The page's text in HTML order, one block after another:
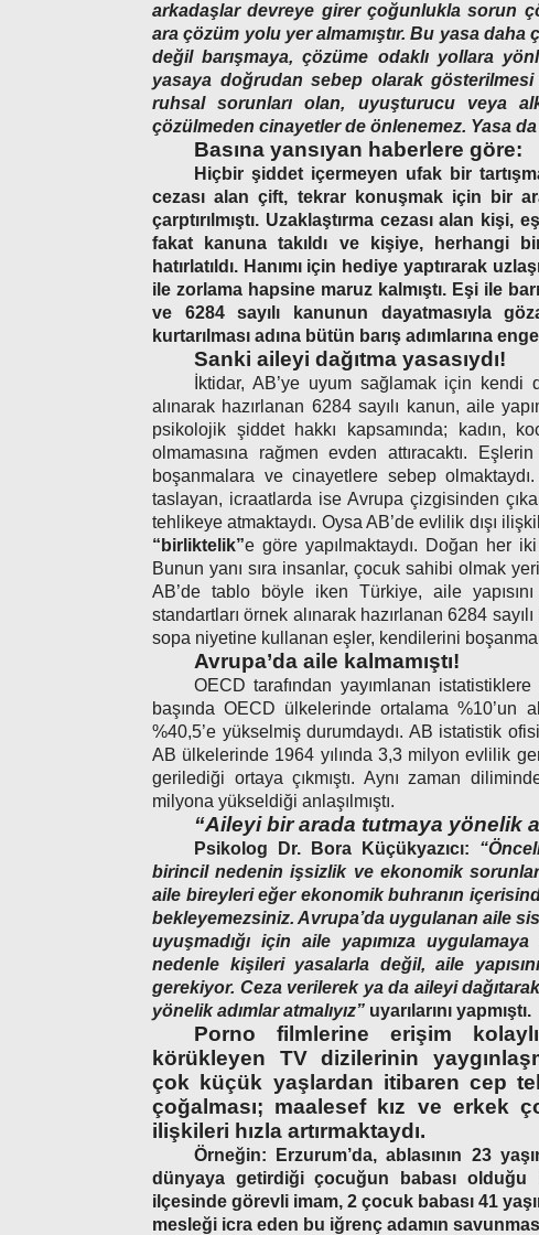
arkadaşlar devreye girer çoğunlukla sorun
ara çözüm yolu yer almamıştır. Bu yasa
değil barışmaya, çözüme odaklı yollara
yasaya doğrudan sebep olarak
ruhsal sorunları olan, uyuşturucu veya
çözülmeden cinayetler de önlenemez. Yasa
Basına yansıyan haberlere göre:
Hiçbir şiddet içermeyen ufak bir
cezası alan çift, tekrar konuşmak için bir
çarptırılmıştı. Uzaklaştırma cezası alan
fakat kanuna takıldı ve kişiye, herhangi
hatırlatıldı. Hanımı için hediye yaptırarak
ile zorlama hapsine maruz kalmıştı. Eşi ile
ve 6284 sayılı kanunun dayatmasıyla
kurtarılması adına bütün barış adımlarına
Sanki aileyi dağıtma yasasıydı!
İktidar, AB’ye uyum sağlamak için kendi
alınarak hazırlanan 6284 sayılı kanun, aile
psikolojik şiddet hakkı kapsamında; kadın,
olmamasına rağmen evden attıracaktı.
boşanmalara ve cinayetlere sebep
taslayan, icraatlarda ise Avrupa çizgisinden
tehlikeye atmaktaydı. Oysa AB’de evlilik dışı
“birliktelik”e göre yapılmaktaydı. Doğan her
Bunun yanı sıra insanlar, çocuk sahibi olmak
AB’de tablo böyle iken Türkiye, aile
standartları örnek alınarak hazırlanan 6284
sopa niyetine kullanan eşler, kendilerini
Avrupa’da aile kalmamıştı!
OECD tarafından yayımlanan
başında OECD ülkelerinde ortalama %10’un
%40,5’e yükselmiş durumdaydı. AB istatistik
AB ülkelerinde 1964 yılında 3,3 milyon evlilik
gerilediği ortaya çıkmıştı. Aynı zaman
milyona yükseldiği anlaşılmıştı.
“Aileyi bir arada tutmaya yönelik
Psikolog Dr. Bora Küçükyazıcı:
birincil nedenin işsizlik ve ekonomik
aile bireyleri eğer ekonomik buhranın
bekleyemezsiniz. Avrupa’da uygulanan aile
uyuşmadığı için aile yapımıza
nedenle kişileri yasalarla değil, aile
gerekiyor. Ceza verilerek ya da aileyi
yönelik adımlar atmalıyız” uyarılarını yapmıştı.
Porno filmlerine erişim
körükleyen TV dizilerinin
çok küçük yaşlardan itibaren cep
çoğalması; maalesef kız ve erkek
ilişkileri hızla artırmaktaydı.
Örneğin: Erzurum’da, ablasının 23
dünyaya getirdiği çocuğun babası olduğu
ilçesinde görevli imam, 2 çocuk babası 41
mesleği icra eden bu iğrenç adamın